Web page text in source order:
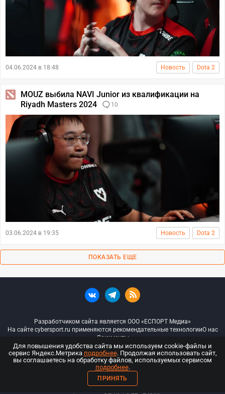
04.06.2024 в 18:48 Новость Dota 2
MOUZ выбила NAVI Junior из квалификации на
Riyadh Masters 2024
10
03.06.2024 в 19:35 Новость Dota 2
ПОКАЗАТЬ ЕЩЕ
Разработчиком сайта является ООО «ЕСПОРТ Медиа»
На сайте cybersport.ru применяются рекомендательные технологииО нас
Документы
© ООО «Киберспорт.ру» — Все права защищены
18+
ООО «Киберспорт.ру». Свидетельство о регистрации средств массовой
Для повышения удобства сайта мы используем cookie-файлы и
сервис Яндекс.Метрика подробнее. Продолжая использовать сайт,
вы соглашаетесь на обработку файлов, используемых сервисом
подробнее.
ПРИНЯТЬ